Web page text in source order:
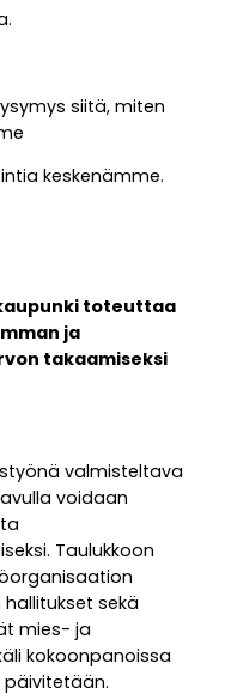
siitä, miten
keskenämme.
toteuttaa
ja
takaamiseksi
valmisteltava
voidaan
Taulukkoon
sekä
mies- ja
kokoonpanoissa